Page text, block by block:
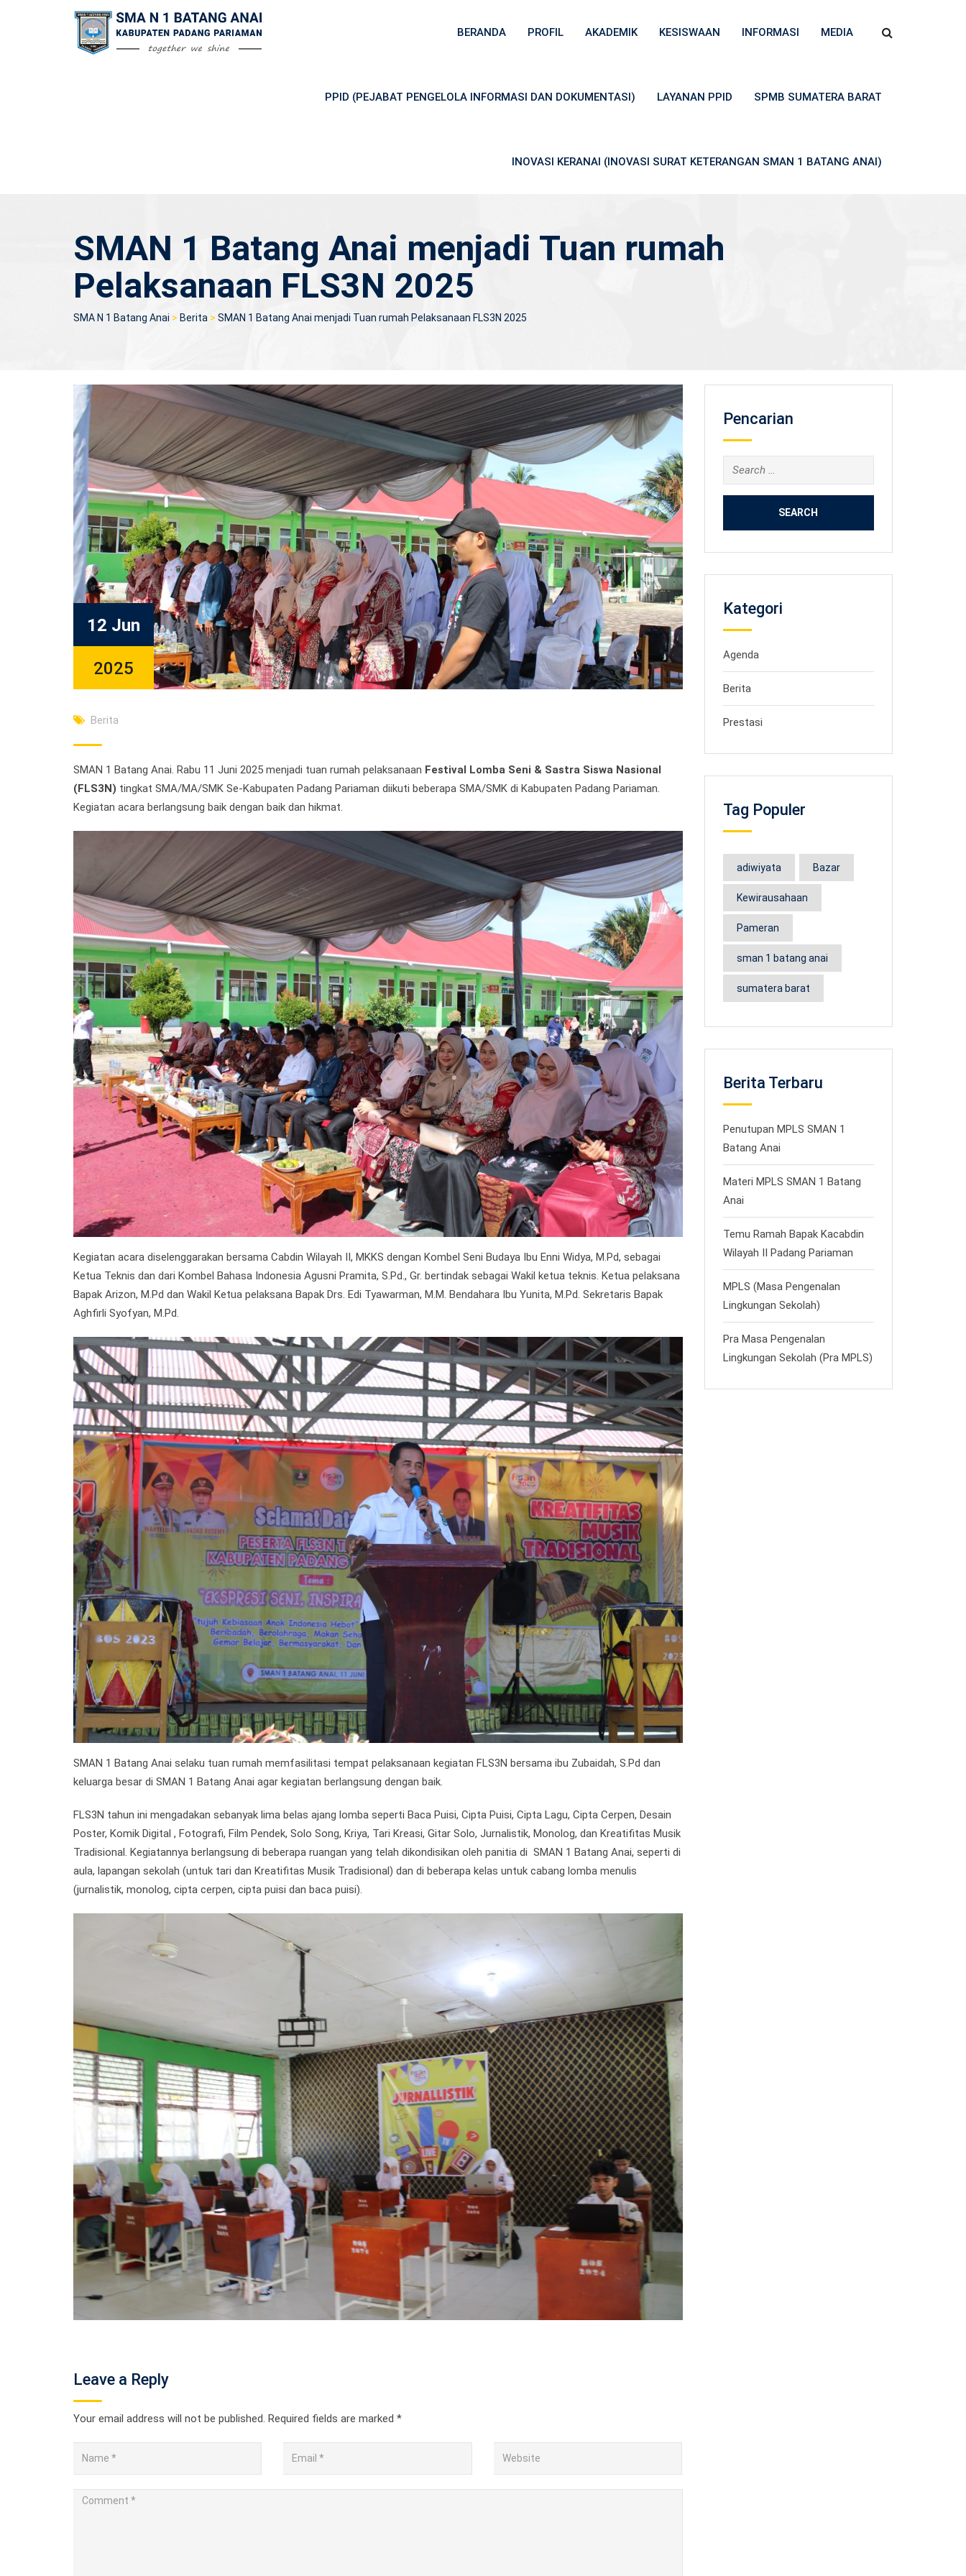
BERANDA PROFIL AKADEMIK KESISWAAN INFORMASI MEDIA
PPID (PEJABAT PENGELOLA INFORMASI DAN DOKUMENTASI) LAYANAN PPID SPMB SUMATERA BARAT
INOVASI KERANAI (INOVASI SURAT KETERANGAN SMAN 1 BATANG ANAI)
SMAN 1 Batang Anai menjadi Tuan rumah
Pelaksanaan FLS3N 2025
SMA N 1 Batang Anai > Berita > SMAN 1 Batang Anai menjadi Tuan rumah Pelaksanaan FLS3N 2025
12 Jun
2025
Berita
SMAN 1 Batang Anai. Rabu 11 Juni 2025 menjadi tuan rumah pelaksanaan Festival Lomba Seni & Sastra Siswa Nasional
(FLS3N) tingkat SMA/MA/SMK Se-Kabupaten Padang Pariaman diikuti beberapa SMA/SMK di Kabupaten Padang Pariaman.
Kegiatan acara berlangsung baik dengan baik dan hikmat.
Kegiatan acara diselenggarakan bersama Cabdin Wilayah II, MKKS dengan Kombel Seni Budaya Ibu Enni Widya, M.Pd, sebagai
Ketua Teknis dan dari Kombel Bahasa Indonesia Agusni Pramita, S.Pd., Gr. bertindak sebagai Wakil ketua teknis. Ketua pelaksana
Bapak Arizon, M.Pd dan Wakil Ketua pelaksana Bapak Drs. Edi Tyawarman, M.M. Bendahara Ibu Yunita, M.Pd. Sekretaris Bapak
Aghfirli Syofyan, M.Pd.
SMAN 1 Batang Anai selaku tuan rumah memfasilitasi tempat pelaksanaan kegiatan FLS3N bersama ibu Zubaidah, S.Pd dan
keluarga besar di SMAN 1 Batang Anai agar kegiatan berlangsung dengan baik.
FLS3N tahun ini mengadakan sebanyak lima belas ajang lomba seperti Baca Puisi, Cipta Puisi, Cipta Lagu, Cipta Cerpen, Desain
Poster, Komik Digital , Fotografi, Film Pendek, Solo Song, Kriya, Tari Kreasi, Gitar Solo, Jurnalistik, Monolog, dan Kreatifitas Musik
Tradisional. Kegiatannya berlangsung di beberapa ruangan yang telah dikondisikan oleh panitia di SMAN 1 Batang Anai, seperti di
aula, lapangan sekolah (untuk tari dan Kreatifitas Musik Tradisional) dan di beberapa kelas untuk cabang lomba menulis
(jurnalistik, monolog, cipta cerpen, cipta puisi dan baca puisi).
Leave a Reply
Your email address will not be published. Required fields are marked *
Pencarian
Search
for:
Kategori
Agenda
Berita
Prestasi
Tag Populer
adiwiyata Bazar
Kewirausahaan
Pameran
sman 1 batang anai
sumatera barat
Berita Terbaru
Penutupan MPLS SMAN 1
Batang Anai
Materi MPLS SMAN 1 Batang
Anai
Temu Ramah Bapak Kacabdin
Wilayah II Padang Pariaman
MPLS (Masa Pengenalan
Lingkungan Sekolah)
Pra Masa Pengenalan
Lingkungan Sekolah (Pra MPLS)